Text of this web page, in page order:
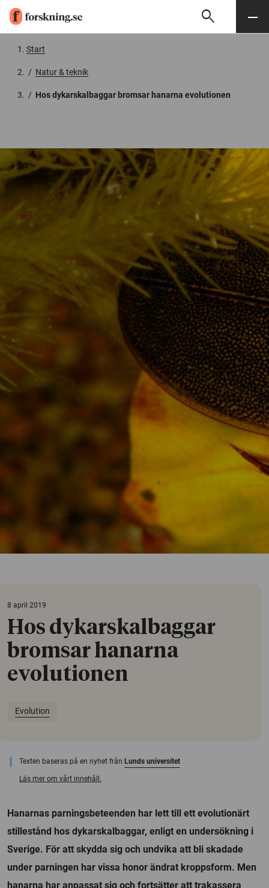
Söksearch Meny
Start
/ Natur & teknik
/ Hos dykarskalbaggar bromsar hanarna evolutionen
8 april 2019
Hos dykarskalbaggar
bromsar hanarna
evolutionen
Evolution
Texten baseras på en nyhet från Lunds universitet
Läs mer om vårt innehåll.
Hanarnas parningsbeteenden har lett till ett evolutionärt
stillestånd hos dykarskalbaggar, enligt en undersökning i
Sverige. För att skydda sig och undvika att bli skadade
under parningen har vissa honor ändrat kroppsform. Men
hanarna har anpassat sig och fortsätter att trakassera